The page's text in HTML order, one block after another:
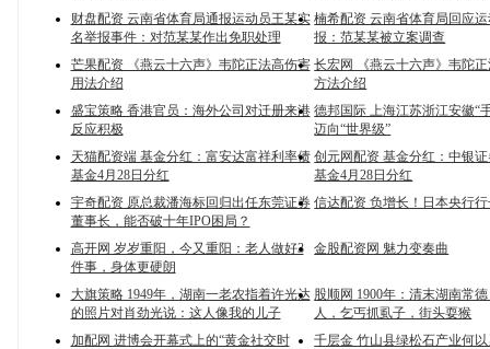
财盘配资 云南省体育局通报运动员王某实
名举报事件：对范某某作出免职处理
楠希配资 云南省体育局回应
报：范某某被立案调查
芒果配资 《燕云十六声》韦陀正法高伤害
用法介绍
长宏网 《燕云十六声》韦陀
方法介绍
盛宝策略 香港官员：海外公司对迁册来港
反应积极
德邦国际 上海江苏浙江安徽“
迈向“世界级”
天猫配资端 基金分红：富安达富祥利率债
基金4月28日分红
创元网配资 基金分红：中银
基金4月28日分红
宇奇配资 原总裁潘海标回归出任东莞证券
董事长，能否破十年IPO困局？
信达配资 负增长！日本央行
高开网 岁岁重阳，今又重阳：老人做好3
件事，身体更硬朗
金股配资网 魅力变奏曲
大旗策略 1949年，湖南一老农指着许光达
的照片对肖劲光说：这人像我的儿子
股顺网 1900年：清末湖南常
人，乞丐抓虱子，街头耍猴
加配网 进博会开幕式上的“黄金社交时
千层金 竹山县绿松石产业何